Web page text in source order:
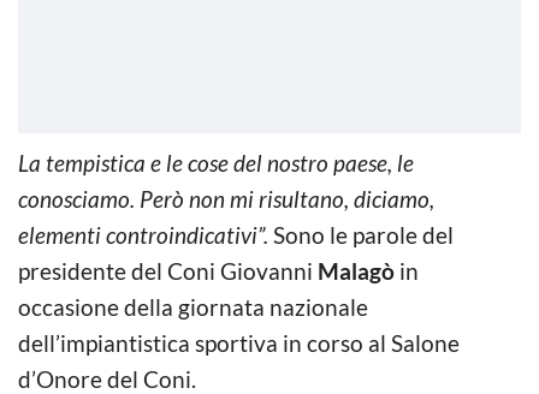
La tempistica e le cose del nostro paese, le
conosciamo. Però non mi risultano, diciamo,
elementi controindicativi”. Sono le parole del
presidente del Coni Giovanni Malagò in
occasione della giornata nazionale
dell’impiantistica sportiva in corso al Salone
d’Onore del Coni.